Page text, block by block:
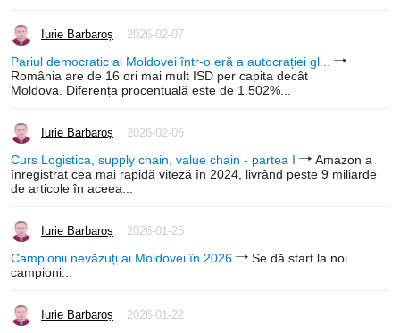
Iurie Barbaroș 2026-02-07
Pariul democratic al Moldovei într-o eră a autocrației gl...
România are de 16 ori mai mult ISD per capita decât
Moldova. Diferența procentuală este de 1.502%...
Iurie Barbaroș 2026-02-06
Curs Logistica, supply chain, value chain - partea I
Amazon a
înregistrat cea mai rapidă viteză în 2024, livrând peste 9 miliarde
de articole în aceea...
Iurie Barbaroș 2026-01-25
Campionii nevăzuți ai Moldovei în 2026
Se dă start la noi
campioni...
Iurie Barbaroș 2026-01-22